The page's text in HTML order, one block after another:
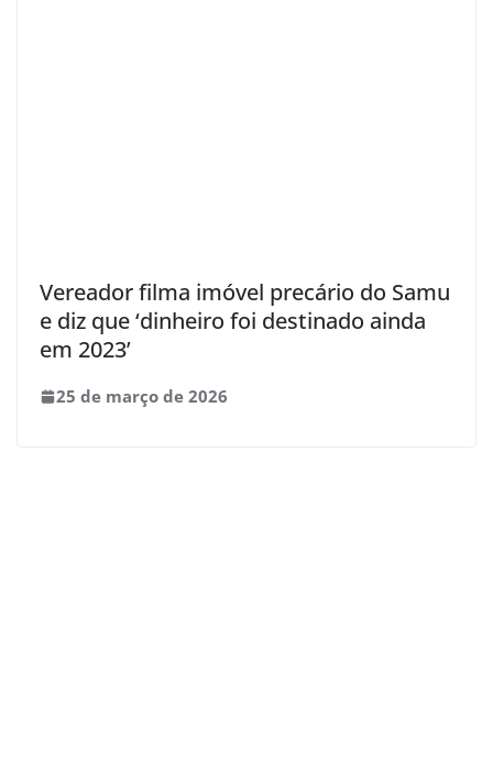
Vereador filma imóvel precário do Samu
e diz que ‘dinheiro foi destinado ainda
em 2023’
25 de março de 2026